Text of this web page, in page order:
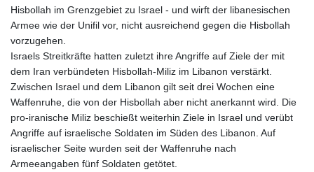
LTL 2.95274
LVL 0.60489
MAD 9.305039
MDL 17.387495
MGA
4310.000347
MKD 53.374161
MMK
Hisbollah im Grenzgebiet zu Israel - und wirft der libanesischen
Armee wie der Unifil vor, nicht ausreichend gegen die Hisbollah
vorzugehen.
Israels Streitkräfte hatten zuletzt ihre Angriffe auf Ziele der mit
dem Iran verbündeten Hisbollah-Miliz im Libanon verstärkt.
Zwischen Israel und dem Libanon gilt seit drei Wochen eine
Waffenruhe, die von der Hisbollah aber nicht anerkannt wird. Die
pro-iranische Miliz beschießt weiterhin Ziele in Israel und verübt
Angriffe auf israelische Soldaten im Süden des Libanon. Auf
israelischer Seite wurden seit der Waffenruhe nach
Armeeangaben fünf Soldaten getötet.